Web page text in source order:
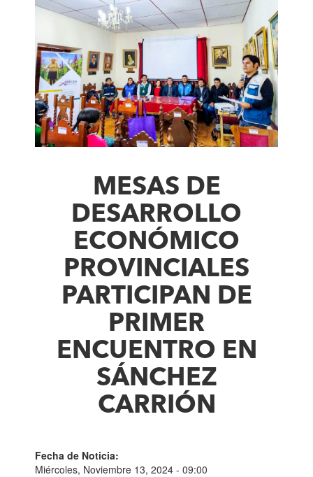
MESAS DE
DESARROLLO
ECONÓMICO
PROVINCIALES
PARTICIPAN DE
PRIMER
ENCUENTRO EN
SÁNCHEZ
CARRIÓN
Fecha de Noticia:
Miércoles, Noviembre 13, 2024 - 09:00